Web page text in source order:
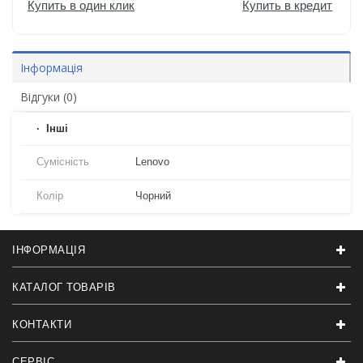
Купить в один клик Купить в кредит
Інформація
Відгуки (0)
Iнші
Сумісність Lenovo
Колір Чорний
ІНФОРМАЦІЯ
КАТАЛОГ ТОВАРІВ
КОНТАКТИ